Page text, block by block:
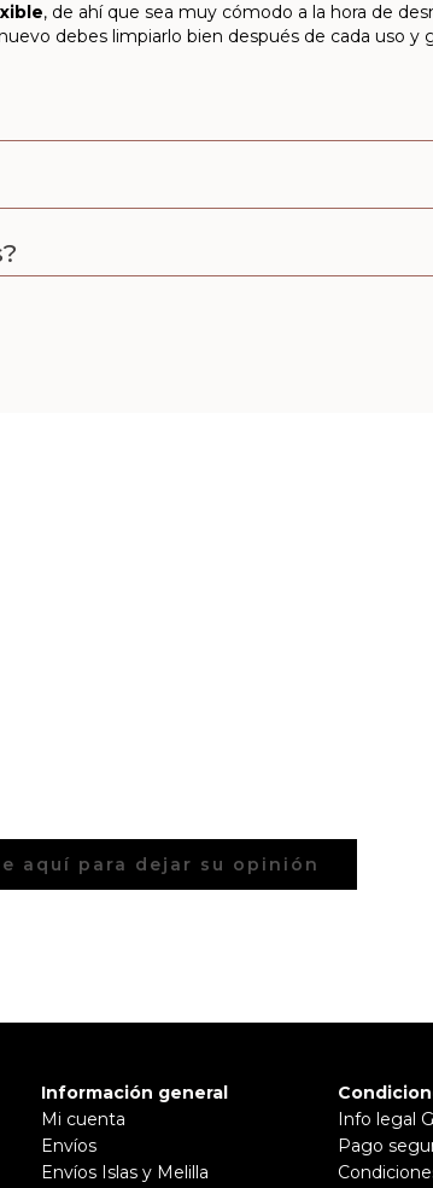
, de ahí que sea muy cómodo a la hora de
debes limpiarlo bien después de cada uso
aquí para dejar su opinión
Información general
Mi cuenta
Envíos
Envíos Islas y Melilla
Info legal
Pago